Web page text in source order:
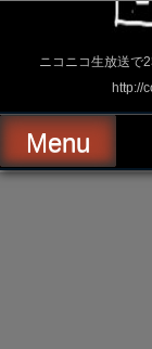
ス
ッ
プ
ニコニコ生放送で
http://
Menu